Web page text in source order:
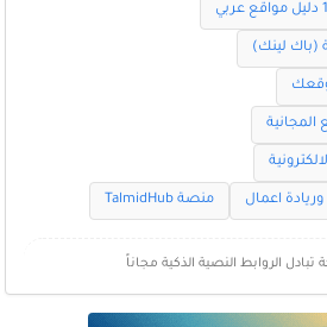
(باك لينك)
اعمال منصة TalmidHub
الروابط النصية الذكية مجاناً